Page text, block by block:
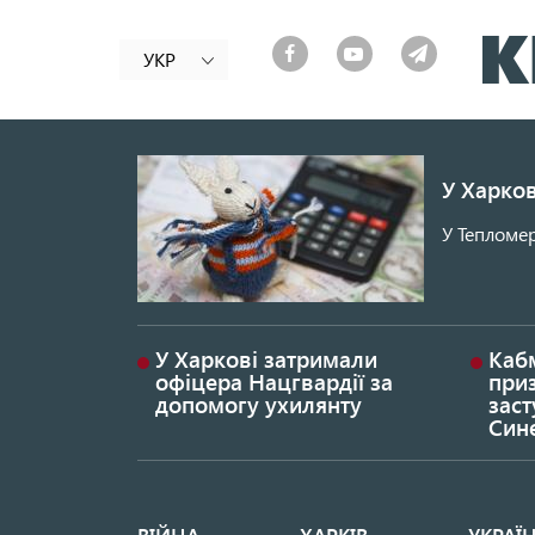
УКР
У
У
У Харкові затримали
офіцера Нацгвардії за
допомогу ухилянту